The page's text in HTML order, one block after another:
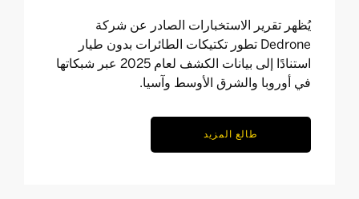
يُظهر تقرير الاستخبارات الصادر عن شركة
Dedrone تطور تكتيكات الطائرات بدون طيار
استنادًا إلى بيانات الكشف لعام 2025 عبر شبكاتها
في أوروبا والشرق الأوسط وآسيا.
طالع المزيد